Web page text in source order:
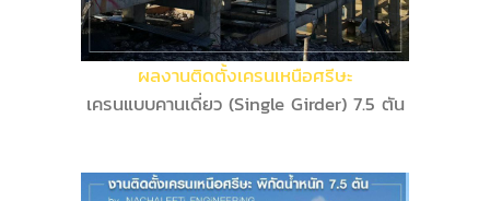
ผลงานติดตั้งเครนเหนือศรีษะ
เครนแบบคานเดี่ยว (Single Girder) 7.5 ตัน